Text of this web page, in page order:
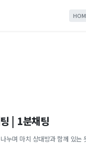
| 1분채팅
누며 마치 상대방과 함께 있는